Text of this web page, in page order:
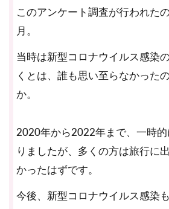
このアンケート調査が行われた
月。
当時は新型コロナウイルス感染
くとは、誰も思い至らなかった
か。
2020年から2022年まで、一時的
りましたが、多くの方は旅行に
かったはずです。
今後、新型コロナウイルス感染